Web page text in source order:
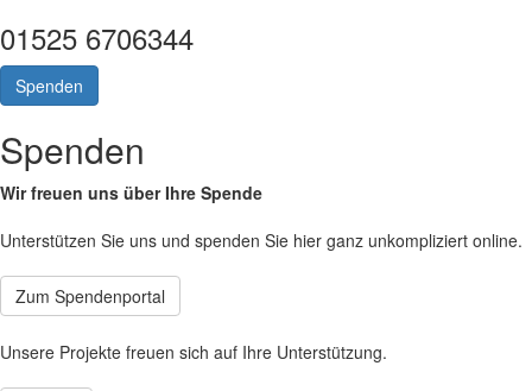
01525 6706344
Spenden
Spenden
Wir freuen uns über Ihre Spende
Unterstützen Sie uns und spenden Sie hier ganz unkompliziert online.
Zum Spendenportal
Unsere Projekte freuen sich auf Ihre Unterstützung.